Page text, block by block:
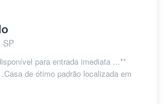
SP
para entrada imediata ...**
de ótimo padrão localizada em